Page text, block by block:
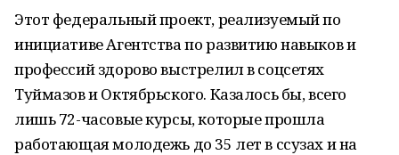
Этот федеральный проект, реализуемый по
инициативе Агентства по развитию навыков и
профессий здорово выстрелил в соцсетях
Туймазов и Октябрьского. Казалось бы, всего
лишь 72-часовые курсы, которые прошла
работающая молодежь до 35 лет в ссузах и на